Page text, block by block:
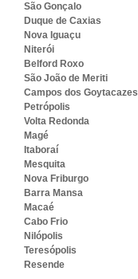
São Gonçalo
Duque de Caxias
Nova Iguaçu
Niterói
Belford Roxo
São João de Meriti
Campos dos Goytacazes
Petrópolis
Volta Redonda
Magé
Itaboraí
Mesquita
Nova Friburgo
Barra Mansa
Macaé
Cabo Frio
Nilópolis
Teresópolis
Resende